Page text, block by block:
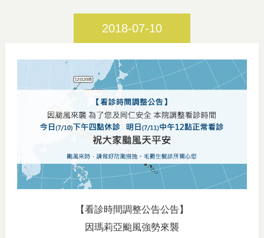
2018-07-10
【看診時間調整公告公告】
因瑪莉亞颱風強勢來襲